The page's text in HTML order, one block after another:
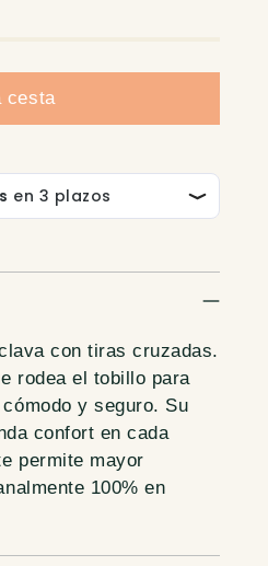
cesta
con tiras cruzadas.
rodea el tobillo para
y seguro. Su
confort en cada
permite mayor
100% en